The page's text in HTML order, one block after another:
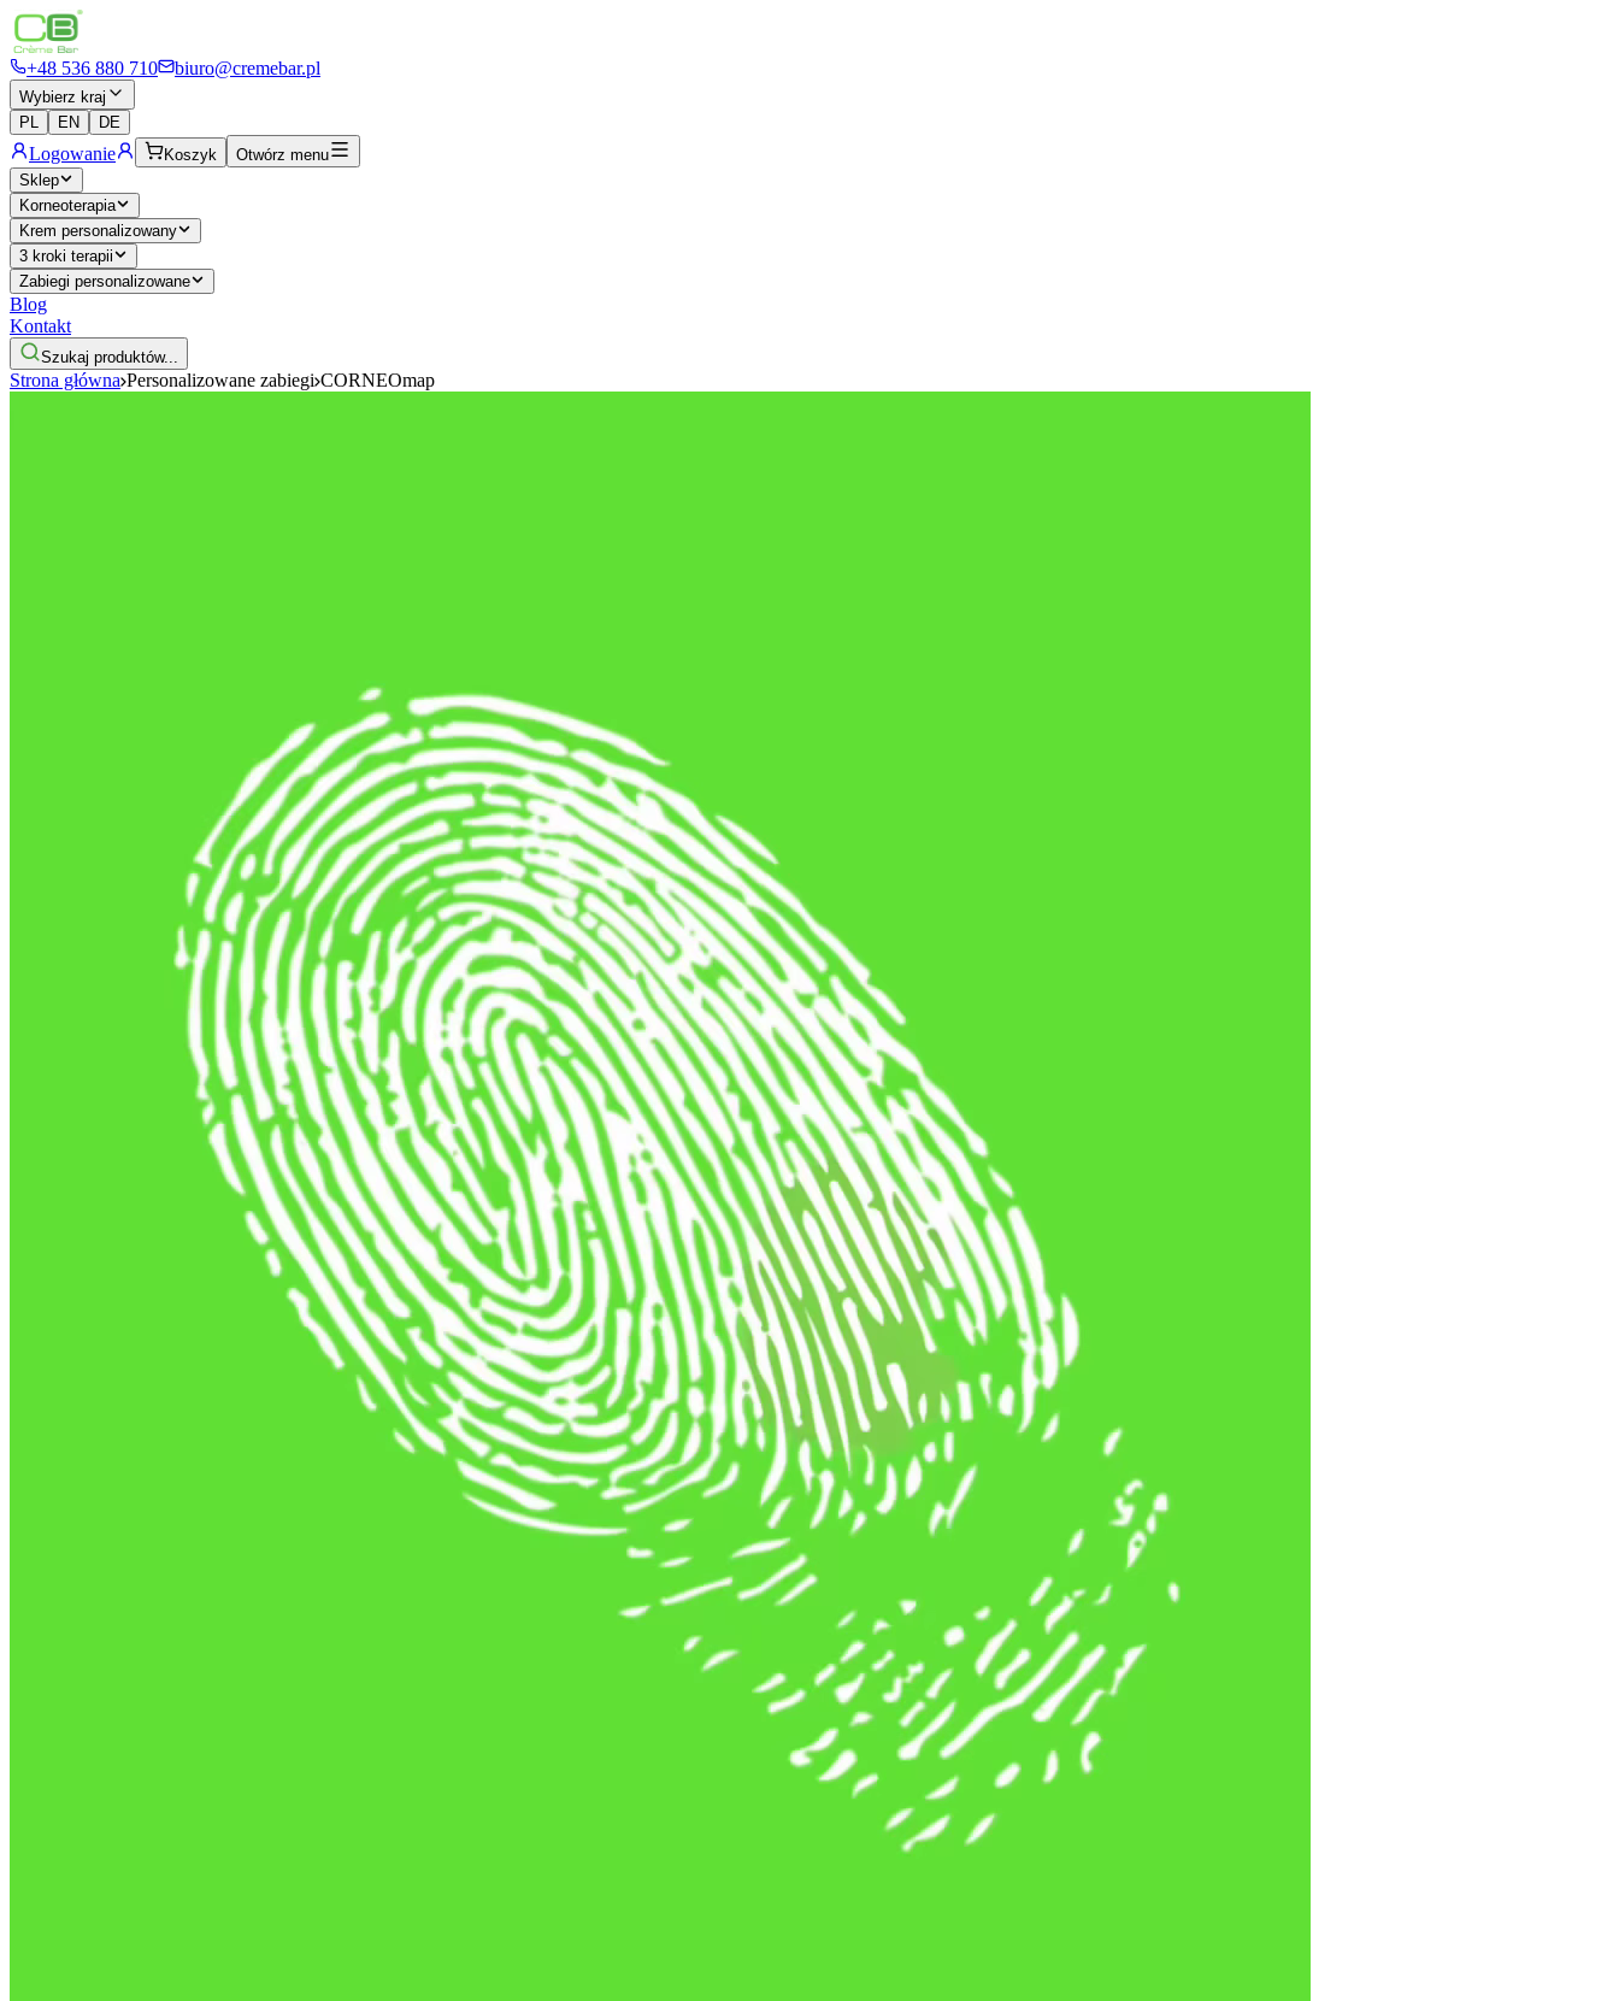
+48 536 880 710 biuro@cremebar.pl
Wybierz kraj
PL
EN DE
Logowanie Koszyk
Otwórz menu
Sklep
Korneoterapia
Krem personalizowany
3 kroki terapii
Zabiegi personalizowane
Blog
Kontakt
Szukaj produktów...
Strona główna Personalizowane zabiegi CORNEOmap